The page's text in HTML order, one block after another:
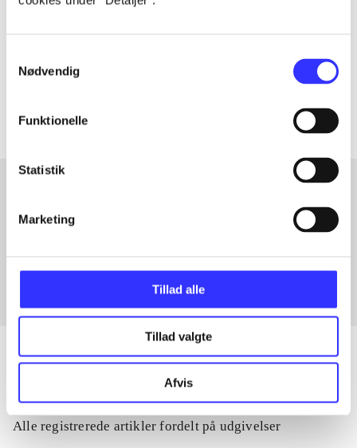
Nødvendig
Funktionelle
Statistik
Marketing
Tillad alle
Tillad valgte
Afvis
Artikler med samme emner
Artikler
Alle registrerede artikler fordelt på udgivelser